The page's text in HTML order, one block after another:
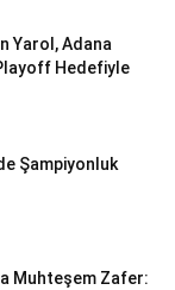
Yarol, Adana
Hedefiyle
Şampiyonluk
Muhteşem Zafer: